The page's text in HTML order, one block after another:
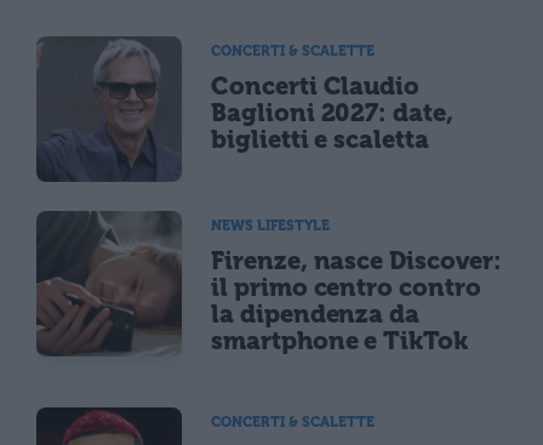
CONCERTI & SCALETTE
Concerti Claudio
Baglioni 2027: date,
biglietti e scaletta
NEWS LIFESTYLE
Firenze, nasce Discover:
il primo centro contro
la dipendenza da
smartphone e TikTok
CONCERTI & SCALETTE